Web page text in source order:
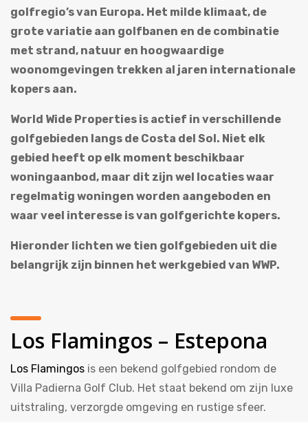
golfregio’s van Europa. Het milde klimaat, de
grote variatie aan golfbanen en de combinatie
met strand, natuur en hoogwaardige
woonomgevingen trekken al jaren internationale
kopers aan.
World Wide Properties is actief in verschillende
golfgebieden langs de Costa del Sol. Niet elk
gebied heeft op elk moment beschikbaar
woningaanbod, maar dit zijn wel locaties waar
regelmatig woningen worden aangeboden en
waar veel interesse is van golfgerichte kopers.
Hieronder lichten we tien golfgebieden uit die
belangrijk zijn binnen het werkgebied van WWP.
Los Flamingos – Estepona
Los Flamingos is een bekend golfgebied rondom de
Villa Padierna Golf Club. Het staat bekend om zijn luxe
uitstraling, verzorgde omgeving en rustige sfeer.